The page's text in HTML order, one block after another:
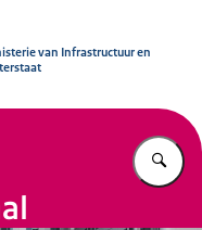
van Infrastructuur en